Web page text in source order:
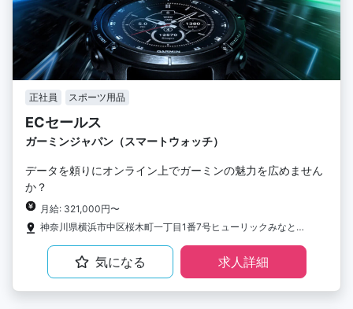
正社員 スポーツ用品
ECセールス
ガーミンジャパン（スマートウォッチ）
データを頼りにオンライン上でガーミンの魅力を広めません
か？
月給: 321,000円〜
神奈川県横浜市中区桜木町一丁目1番7号ヒューリックみなとみらい 12F
気になる 求人詳細